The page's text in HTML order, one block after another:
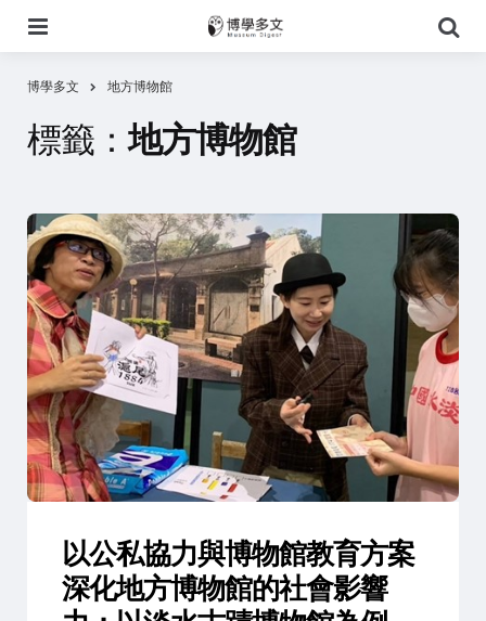
尋
博學多文 地方博物館
標籤：地方博物館
以公私協力與博物館教育方案
深化地方博物館的社會影響